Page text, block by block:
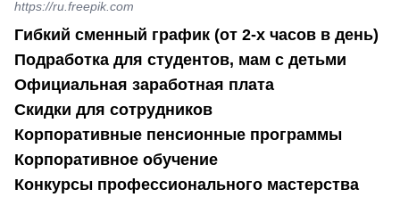
https://ru.freepik.com
Гибкий сменный график (от 2-х часов в день)
Подработка для студентов, мам с детьми
Официальная заработная плата
Скидки для сотрудников
Корпоративные пенсионные программы
Корпоративное обучение
Конкурсы профессионального мастерства